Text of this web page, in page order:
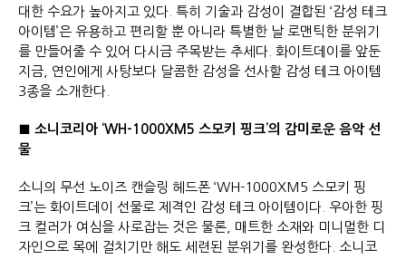
대한 수요가 높아지고 있다. 특히 기술과 감성이 결합된 ‘감성 테크
아이템’은 유용하고 편리할 뿐 아니라 특별한 날 로맨틱한 분위기
를 만들어줄 수 있어 다시금 주목받는 추세다. 화이트데이를 앞둔
지금, 연인에게 사탕보다 달콤한 감성을 선사할 감성 테크 아이템
3종을 소개한다.
■ 소니코리아 ‘WH-1000XM5 스모키 핑크’의 감미로운 음악 선
물
소니의 무선 노이즈 캔슬링 헤드폰 ‘WH-1000XM5 스모키 핑
크’는 화이트데이 선물로 제격인 감성 테크 아이템이다. 우아한 핑
크 컬러가 여심을 사로잡는 것은 물론, 매트한 소재와 미니멀한 디
자인으로 목에 걸치기만 해도 세련된 분위기를 완성한다. 소니코